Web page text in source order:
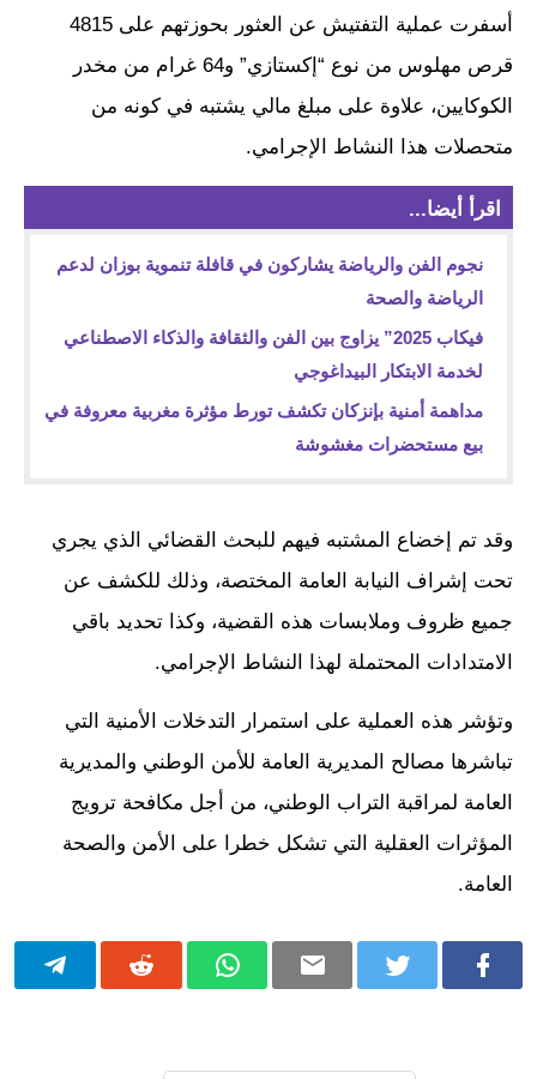
أسفرت عملية التفتيش عن العثور بحوزتهم على 4815
قرص مهلوس من نوع “إكستازي” و64 غرام من مخدر
الكوكايين، علاوة على مبلغ مالي يشتبه في كونه من
متحصلات هذا النشاط الإجرامي.
اقرأ أيضا...
نجوم الفن والرياضة يشاركون في قافلة تنموية بوزان لدعم
الرياضة والصحة
فيكاب 2025” يزاوج بين الفن والثقافة والذكاء الاصطناعي
لخدمة الابتكار البيداغوجي
مداهمة أمنية بإنزكان تكشف تورط مؤثرة مغربية معروفة في
بيع مستحضرات مغشوشة
وقد تم إخضاع المشتبه فيهم للبحث القضائي الذي يجري
تحت إشراف النيابة العامة المختصة، وذلك للكشف عن
جميع ظروف وملابسات هذه القضية، وكذا تحديد باقي
الامتدادات المحتملة لهذا النشاط الإجرامي.
وتؤشر هذه العملية على استمرار التدخلات الأمنية التي
تباشرها مصالح المديرية العامة للأمن الوطني والمديرية
العامة لمراقبة التراب الوطني، من أجل مكافحة ترويج
المؤثرات العقلية التي تشكل خطرا على الأمن والصحة
العامة.